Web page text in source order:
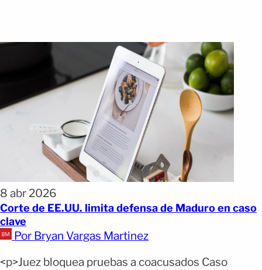
8 abr 2026
Corte de EE.UU. limita defensa de Maduro en caso
clave
Por Bryan Vargas Martinez
<p>Juez bloquea pruebas a coacusados Caso